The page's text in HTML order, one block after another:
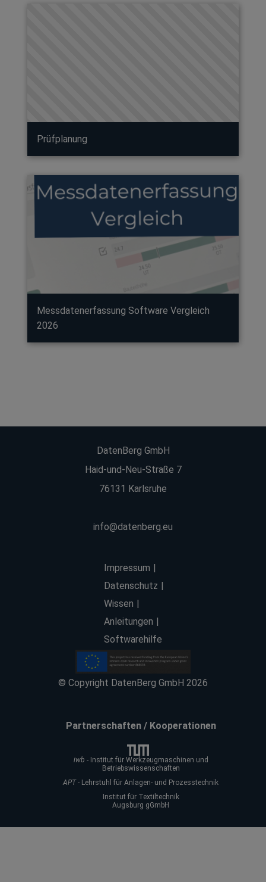
Prüfplanung
Messdatenerfassung Software Vergleich
2026
DatenBerg GmbH
Haid-und-Neu-Straße 7
76131 Karlsruhe
info@datenberg.eu
Impressum
Datenschutz
Wissen
Anleitungen
Softwarehilfe
© Copyright DatenBerg GmbH 2026
Partnerschaften / Kooperationen
iwb - Institut für Werkzeugmaschinen und
Betriebswissenschaften
APT- Lehrstuhl für Anlagen- und Prozesstechnik
Institut für Textiltechnik
Augsburg gGmbH